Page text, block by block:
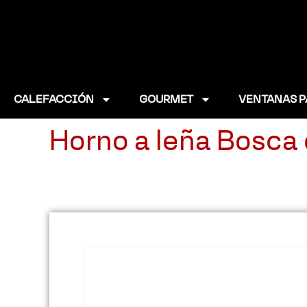
CALEFACCIÓN GOURMET VENTANAS
Horno a leña